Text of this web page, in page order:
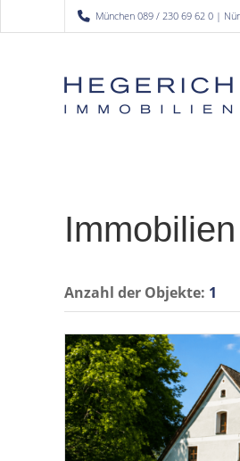
München 089 / 230 69 62 0 |
Anzahl der Objekte: 1